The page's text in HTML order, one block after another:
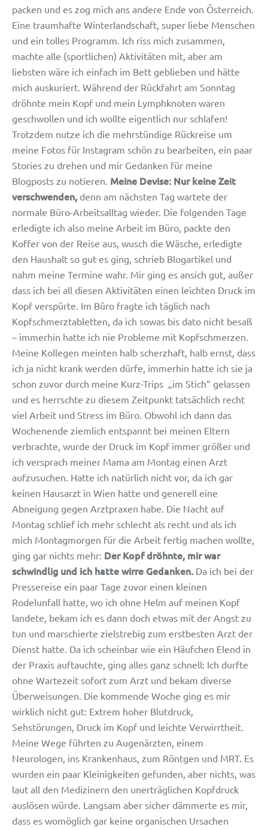
packen und es zog mich ans andere Ende von Österreich.
Eine traumhafte Winterlandschaft, super liebe Menschen
und ein tolles Programm. Ich riss mich zusammen,
machte alle (sportlichen) Aktivitäten mit, aber am
liebsten wäre ich einfach im Bett geblieben und hätte
mich auskuriert. Während der Rückfahrt am Sonntag
dröhnte mein Kopf und mein Lymphknoten waren
geschwollen und ich wollte eigentlich nur schlafen!
Trotzdem nutze ich die mehrstündige Rückreise um
meine Fotos für Instagram schön zu bearbeiten, ein paar
Stories zu drehen und mir Gedanken für meine
Blogposts zu notieren. Meine Devise: Nur keine Zeit
verschwenden, denn am nächsten Tag wartete der
normale Büro-Arbeitsalltag wieder. Die folgenden Tage
erledigte ich also meine Arbeit im Büro, packte den
Koffer von der Reise aus, wusch die Wäsche, erledigte
den Haushalt so gut es ging, schrieb Blogartikel und
nahm meine Termine wahr. Mir ging es ansich gut, außer
dass ich bei all diesen Aktivitäten einen leichten Druck im
Kopf verspürte. Im Büro fragte ich täglich nach
Kopfschmerztabletten, da ich sowas bis dato nicht besaß
– immerhin hatte ich nie Probleme mit Kopfschmerzen.
Meine Kollegen meinten halb scherzhaft, halb ernst, dass
ich ja nicht krank werden dürfe, immerhin hatte ich sie ja
schon zuvor durch meine Kurz-Trips „im Stich“ gelassen
und es herrschte zu diesem Zeitpunkt tatsächlich recht
viel Arbeit und Stress im Büro. Obwohl ich dann das
Wochenende ziemlich entspannt bei meinen Eltern
verbrachte, wurde der Druck im Kopf immer größer und
ich versprach meiner Mama am Montag einen Arzt
aufzusuchen. Hatte ich natürlich nicht vor, da ich gar
keinen Hausarzt in Wien hatte und generell eine
Abneigung gegen Arztpraxen habe. Die Nacht auf
Montag schlief ich mehr schlecht als recht und als ich
mich Montagmorgen für die Arbeit fertig machen wollte,
ging gar nichts mehr: Der Kopf dröhnte, mir war
schwindlig und ich hatte wirre Gedanken. Da ich bei der
Pressereise ein paar Tage zuvor einen kleinen
Rodelunfall hatte, wo ich ohne Helm auf meinen Kopf
landete, bekam ich es dann doch etwas mit der Angst zu
tun und marschierte zielstrebig zum erstbesten Arzt der
Dienst hatte. Da ich scheinbar wie ein Häufchen Elend in
der Praxis auftauchte, ging alles ganz schnell: Ich durfte
ohne Wartezeit sofort zum Arzt und bekam diverse
Überweisungen. Die kommende Woche ging es mir
wirklich nicht gut: Extrem hoher Blutdruck,
Sehstörungen, Druck im Kopf und leichte Verwirrtheit.
Meine Wege führten zu Augenärzten, einem
Neurologen, ins Krankenhaus, zum Röntgen und MRT. Es
wurden ein paar Kleinigkeiten gefunden, aber nichts, was
laut all den Medizinern den unerträglichen Kopfdruck
auslösen würde. Langsam aber sicher dämmerte es mir,
dass es womöglich gar keine organischen Ursachen